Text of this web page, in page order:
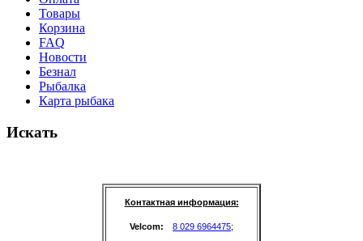
Товары
Корзина
FAQ
Новости
Безнал
Рыбалка
Карта рыбака
Искать
Контактная информация:
Velcom: 8 029 6964475;